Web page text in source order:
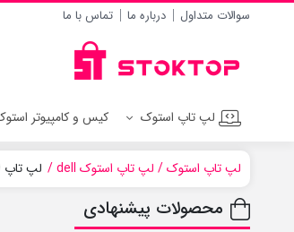
سوالات متداول درباره ما تماس با ما
لپ تاپ استوک کیس و کامپیوتر
لپ تاپ استوک لپ تاپ استوک dell لپ تاپ Dell Precision 5550
محصولات پیشنهادی